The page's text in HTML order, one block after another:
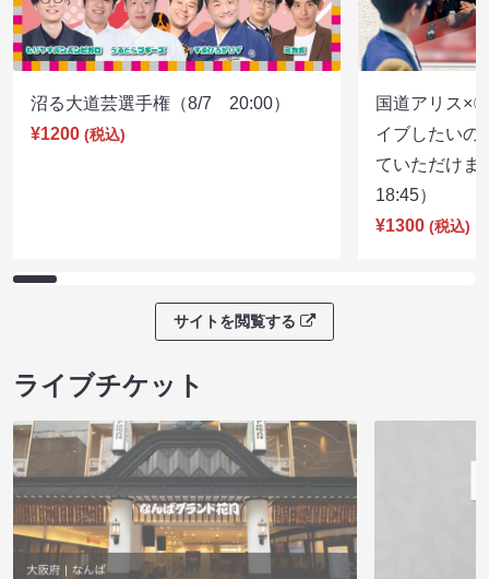
沼る大道芸選手権（8/7 20:00）
¥1200 (税込)
国道アリス×
イブしたいの
ていただけ
18:45）
¥1300 (税込)
サイトを閲覧する
ライブチケット